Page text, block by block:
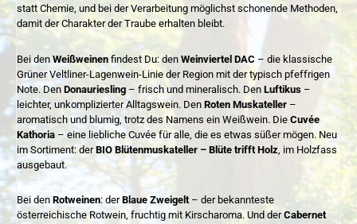
statt Chemie, und bei der Verarbeitung möglichst schonende Methoden,
damit der Charakter der Traube erhalten bleibt.
Bei den Weißweinen findest Du: den Weinviertel DAC – die klassische
Grüner Veltliner-Lagenwein-Linie der Region mit der typisch pfeffrigen
Note. Den Donauriesling – frisch und mineralisch. Den Luftikus –
leichter, unkomplizierter Alltagswein. Den Roten Muskateller –
aromatisch und blumig, trotz des Namens ein Weißwein. Die Cuvée
Kathoria – eine liebliche Cuvée für alle, die es etwas süßer mögen. Neu
im Sortiment: derBIO Blütenmuskateller – Blüte trifft Holz , im Holzfass
ausgebaut.
Bei den Rotweinen: derBlaue Zweigelt– der bekannteste
österreichische Rotwein, fruchtig mit Kirscharoma. Und derCabernet